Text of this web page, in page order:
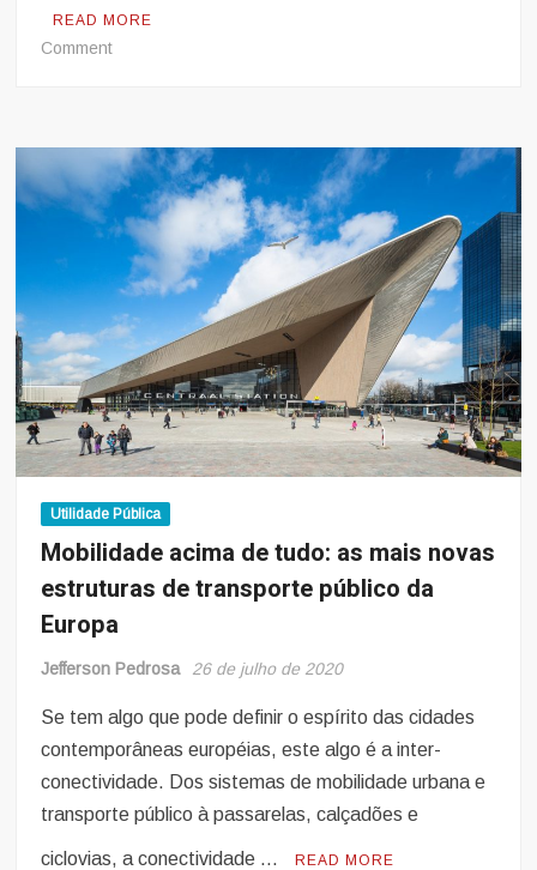
READ MORE
Commenton
contra
transporte
clandestino
já
fez
74
apreensões
em
São
Paulo
desde
início
pandemia
Utilidade Pública
Mobilidade acima de tudo: as mais novas
estruturas de transporte público da
Europa
Jefferson Pedrosa 26 de julho de 2020
Se tem algo que pode definir o espírito das cidades
contemporâneas européias, este algo é a inter-
conectividade. Dos sistemas de mobilidade urbana e
transporte público à passarelas, calçadões e
ciclovias, a conectividade … READ MORE